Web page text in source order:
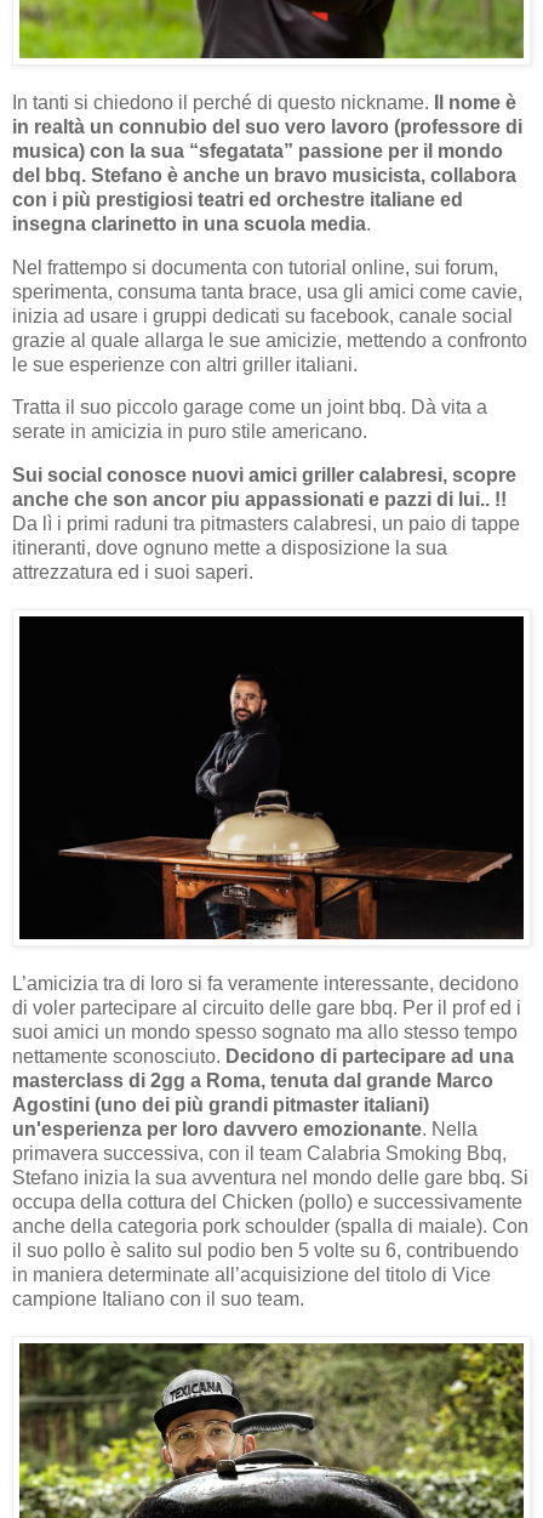
In tanti si chiedono il perché di questo nickname.
Il nome è
in realtà un connubio del suo vero lavoro (professore di
musica) con la sua “sfegatata” passione per il mondo
del bbq. Stefano è anche un bravo musicista, collabora
con i più prestigiosi teatri ed orchestre italiane ed
insegna clarinetto in una scuola media.
Nel frattempo si documenta con tutorial online, sui forum,
sperimenta, consuma tanta brace, usa gli amici come cavie,
inizia ad usare i gruppi dedicati su facebook, canale social
grazie al quale allarga le sue amicizie, mettendo a confronto
le sue esperienze con altri griller italiani.
Tratta il suo piccolo garage come un joint bbq. Dà vita a
serate in amicizia in puro stile americano.
Sui social conosce nuovi amici griller calabresi, scopre
anche che son ancor piu appassionati e pazzi di lui.. !!
Da lì i primi raduni tra pitmasters calabresi, un paio di tappe
itineranti, dove ognuno mette a disposizione la sua
attrezzatura ed i suoi saperi.
L’amicizia tra di loro si fa veramente interessante, decidono
di voler partecipare al circuito delle gare bbq. Per il prof ed i
suoi amici un mondo spesso sognato ma allo stesso tempo
nettamente sconosciuto. Decidono di partecipare ad una
masterclass di 2gg a Roma, tenuta dal grande Marco
Agostini (uno dei più grandi pitmaster italiani)
un'esperienza per loro davvero emozionante. Nella
primavera successiva, con il team Calabria Smoking Bbq,
Stefano inizia la sua avventura nel mondo delle gare bbq. Si
occupa della cottura del Chicken (pollo) e successivamente
anche della categoria pork schoulder (spalla di maiale). Con
il suo pollo è salito sul podio ben 5 volte su 6, contribuendo
in maniera determinate all’acquisizione del titolo di Vice
campione Italiano con il suo team.